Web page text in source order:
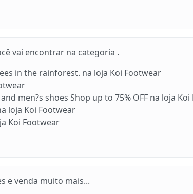
vai encontrar na categoria .
in the rainforest. na loja Koi Footwear
men?s shoes Shop up to 75% OFF na loja
loja Koi Footwear
Koi Footwear
e venda muito mais...